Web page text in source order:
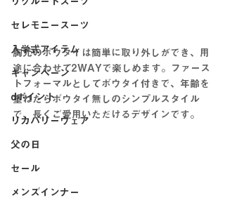
セレモニースーツ
入学式アイテム
キャンペーン
dポイント
リカバリーウェア
父の日
セール
メンズインナー
胸元のボウタイは簡単に取り外しができ、用
途に合わせて2WAYで楽しめます。ファース
トフォーマルとしてボウタイ付きで、年齢を
重ねたらボウタイ無しのシンプルスタイル
で、長くご愛用いただけるデザインです。